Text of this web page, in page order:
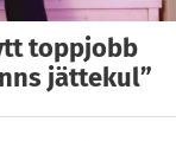
toppjobb
jättekul”